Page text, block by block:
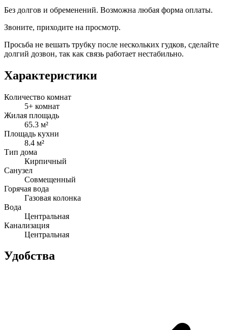
Без долгов и обременений. Возможна любая форма оплаты.
Звоните, приходите на просмотр.
Просьба не вешать трубку после нескольких гудков, сделайте
долгий дозвон, так как связь работает нестабильно.
Характеристики
Количество комнат
5+ комнат
Жилая площадь
65.3 м²
Площадь кухни
8.4 м²
Тип дома
Кирпичный
Санузел
Совмещенный
Горячая вода
Газовая колонка
Вода
Центральная
Канализация
Центральная
Удобства